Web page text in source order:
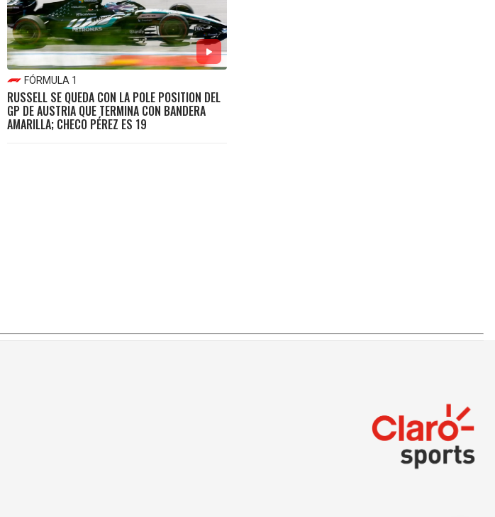
FÓRMULA 1
RUSSELL SE QUEDA CON LA POLE POSITION DEL
GP DE AUSTRIA QUE TERMINA CON BANDERA
AMARILLA; CHECO PÉREZ ES 19